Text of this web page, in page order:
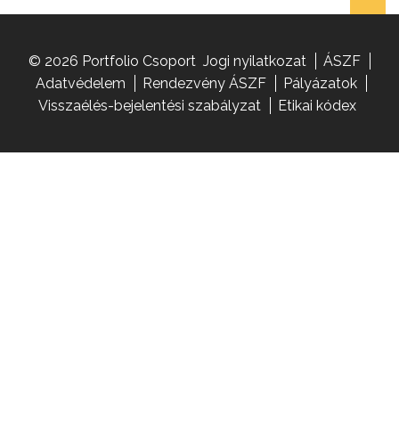
© 2026 Portfolio Csoport Jogi nyilatkozat
ÁSZF
Adatvédelem
Rendezvény ÁSZF
Pályázatok
Visszaélés-bejelentési szabályzat
Etikai kódex